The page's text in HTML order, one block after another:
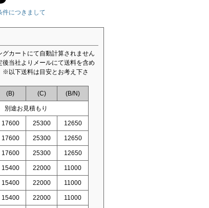
件につきまして
カートにて自動計算されません
当社よりメールにて送料を含め
※以下送料は目安とお考え下さ
(B) (C) (B/N)
別途お見積もり
17600 25300 12650
17600 25300 12650
17600 25300 12650
15400 22000 11000
15400 22000 11000
15400 22000 11000